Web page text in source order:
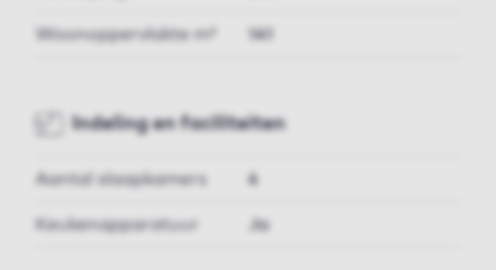
Woonoppervlakte m² 141
Indeling en faciliteiten
Aantal slaapkamers 4
Keukenapparatuur Ja